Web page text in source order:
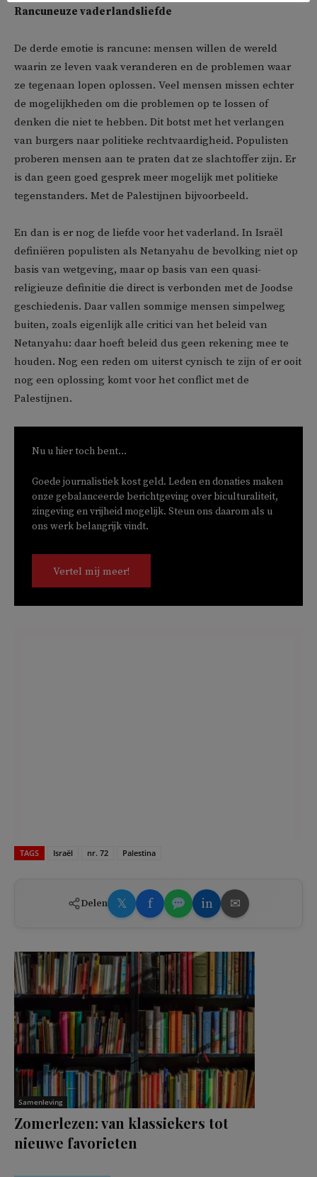
Rancuneuze vaderlandsliefde
De derde emotie is rancune: mensen willen de wereld
waarin ze leven vaak veranderen en de problemen waar
ze tegenaan lopen oplossen. Veel mensen missen echter
de mogelijkheden om die problemen op te lossen of
denken die niet te hebben. Dit botst met het verlangen
van burgers naar politieke rechtvaardigheid. Populisten
proberen mensen aan te praten dat ze slachtoffer zijn. Er
is dan geen goed gesprek meer mogelijk met politieke
tegenstanders. Met de Palestijnen bijvoorbeeld.
En dan is er nog de liefde voor het vaderland. In Israël
definiëren populisten als Netanyahu de bevolking niet op
basis van wetgeving, maar op basis van een quasi-
religieuze definitie die direct is verbonden met de Joodse
geschiedenis. Daar vallen sommige mensen simpelweg
buiten, zoals eigenlijk alle critici van het beleid van
Netanyahu: daar hoeft beleid dus geen rekening mee te
houden. Nog een reden om uiterst cynisch te zijn of er ooit
nog een oplossing komt voor het conflict met de
Palestijnen.
Nu u hier toch bent...
Goede journalistiek kost geld. Leden en donaties maken
onze gebalanceerde berichtgeving over biculturaliteit,
zingeving en vrijheid mogelijk. Steun ons daarom als u
ons werk belangrijk vindt.
Vertel mij meer!
TAGS Israël nr. 72 Palestina
Delen 𝕏 f in ✉
Samenleving
Zomerlezen: van klassiekers tot
nieuwe favorieten